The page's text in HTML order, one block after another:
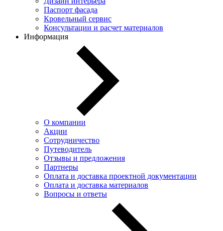
Паспорт фасада
Кровельный сервис
Консультации и расчет материалов
Информация
О компании
Акции
Сотрудничество
Путеводитель
Отзывы и предложения
Партнеры
Оплата и доставка проектной документации
Оплата и доставка материалов
Вопросы и ответы